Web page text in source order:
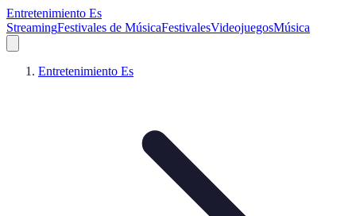
Entretenimiento Es
StreamingFestivales de MúsicaFestivalesVideojuegosMúsica
Entretenimiento Es